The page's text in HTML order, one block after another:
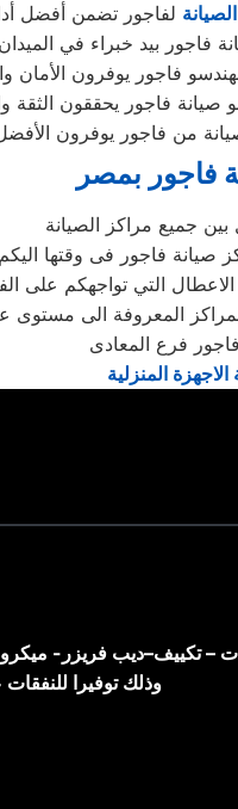
فاجور بمصر
فاجور فى وقتها اليكم
التي تواجهكم على
المعروفة الى مستوى
فرع المعادى
المنزلية
– تكييف–ديب فريزر-
وذلك توفيرا